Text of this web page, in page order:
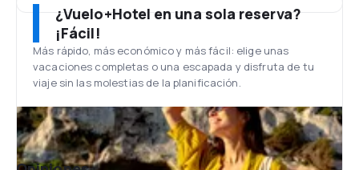
¿Vuelo+Hotel en una sola reserva?
¡Fácil!
Más rápido, más económico y más fácil: elige unas
vacaciones completas o una escapada y disfruta de tu
viaje sin las molestias de la planificación.